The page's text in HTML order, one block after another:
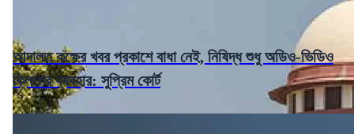
আদালত কক্ষের খবর প্রকাশে বাধা নেই, নিষিদ্ধ শুধু অডিও-ভিডিও
ক্লিপের ব্যবহার: সুপ্রিম কোর্ট